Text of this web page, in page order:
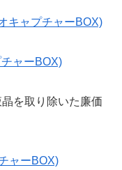
キャプチャーBOX)
ャーBOX)
を取り除いた廉価
ャーBOX)